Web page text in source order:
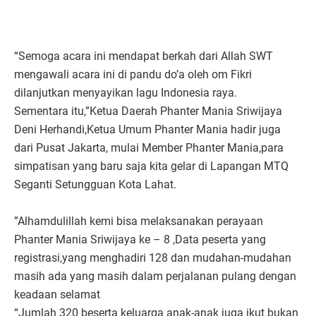
“Semoga acara ini mendapat berkah dari Allah SWT
mengawali acara ini di pandu do’a oleh om Fikri
dilanjutkan menyayikan lagu Indonesia raya.
Sementara itu,”Ketua Daerah Phanter Mania Sriwijaya
Deni Herhandi,Ketua Umum Phanter Mania hadir juga
dari Pusat Jakarta, mulai Member Phanter Mania,para
simpatisan yang baru saja kita gelar di Lapangan MTQ
Seganti Setungguan Kota Lahat.
”Alhamdulillah kemi bisa melaksanakan perayaan
Phanter Mania Sriwijaya ke – 8 ,Data peserta yang
registrasi,yang menghadiri 128 dan mudahan-mudahan
masih ada yang masih dalam perjalanan pulang dengan
keadaan selamat
“Jumlah 320 beserta keluarga anak-anak juga ikut bukan